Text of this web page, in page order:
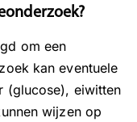
om een
kan eventuele
(glucose), eiwitten
wijzen op